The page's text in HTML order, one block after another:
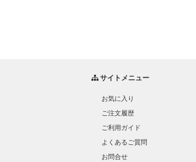
サイトメニュー
お気に入り
ご注文履歴
ご利用ガイド
よくあるご質問
お問合せ